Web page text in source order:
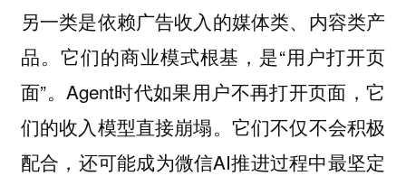
另一类是依赖广告收入的媒体类、内容类产
品。它们的商业模式根基，是“用户打开页
面”。Agent时代如果用户不再打开页面，它
们的收入模型直接崩塌。它们不仅不会积极
配合，还可能成为微信AI推进过程中最坚定